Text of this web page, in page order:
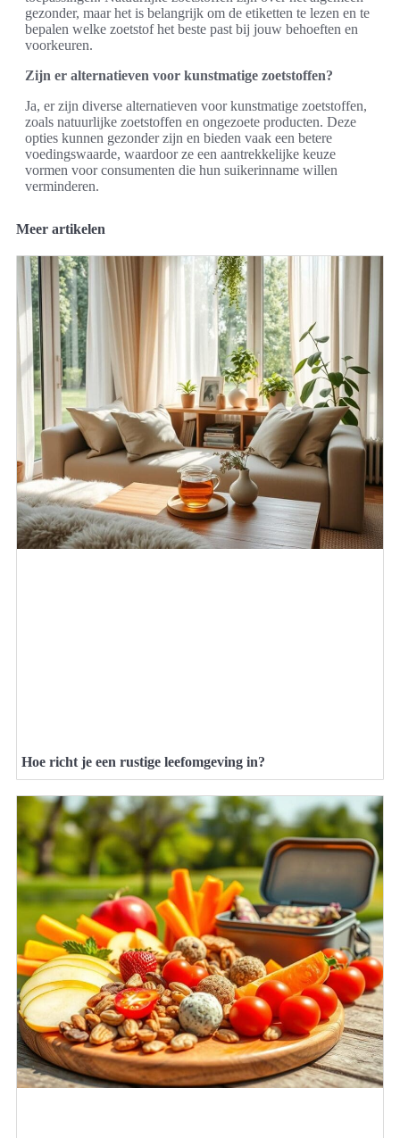
gezonder, maar het is belangrijk om de etiketten te lezen en te
bepalen welke zoetstof het beste past bij jouw behoeften en
voorkeuren.
Zijn er alternatieven voor kunstmatige zoetstoffen?
Ja, er zijn diverse alternatieven voor kunstmatige zoetstoffen,
zoals natuurlijke zoetstoffen en ongezoete producten. Deze
opties kunnen gezonder zijn en bieden vaak een betere
voedingswaarde, waardoor ze een aantrekkelijke keuze
vormen voor consumenten die hun suikerinname willen
verminderen.
Meer artikelen
Hoe richt je een rustige leefomgeving in?